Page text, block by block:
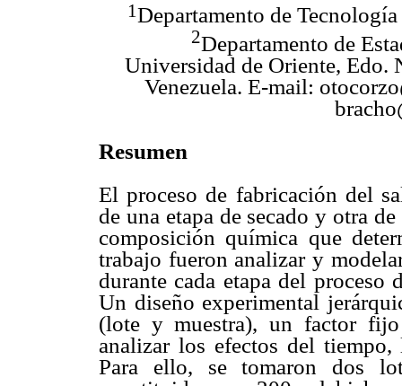
1Departamento de
2Departamento de
Universidad de Oriente, Edo.
Venezuela. E-mail:
Resumen
El proceso de fabricación del
de una etapa de secado y otra
composición química que
trabajo fueron analizar y
durante cada etapa del
Un diseño experimental
(lote y muestra), un factor
analizar los efectos del
Para ello, se tomaron dos